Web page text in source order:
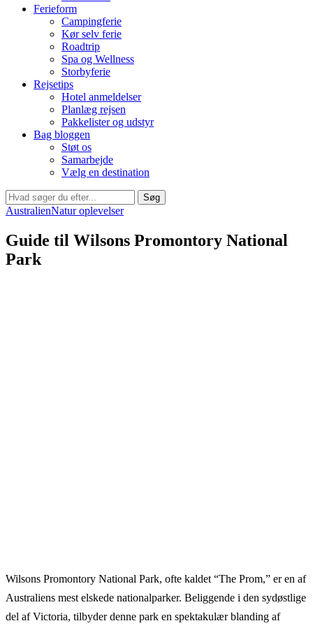
Ferieform
Campingferie
Kør selv ferie
Roadtrip
Spa og Wellness
Storbyferie
Rejsetips
Hotel anmeldelser
Planlæg rejsen
Pakkelister og udstyr
Bag bloggen
Støt os
Samarbejde
Vælg en destination
Søg
AustralienNatur oplevelser
Guide til Wilsons Promontory National
Park
Wilsons Promontory National Park, ofte kaldet “The Prom,” er en af
Australiens mest elskede nationalparker. Beliggende i den sydøstlige
del af Victoria, tilbyder denne park en spektakulær blanding af